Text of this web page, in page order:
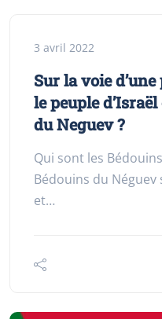
3 avril 2022
Sur la voie
le peuple
du Neguev ?
Qui sont les
Bédouins du
et…